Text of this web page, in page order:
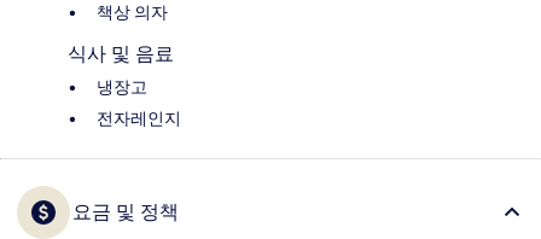
책상 의자
식사 및 음료
냉장고
전자레인지
요금 및 정책